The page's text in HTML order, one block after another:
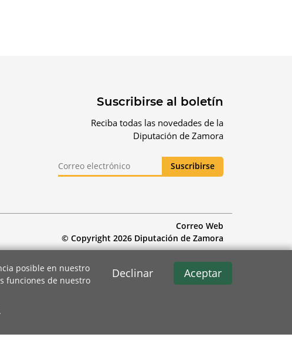
Suscribirse al boletín
Reciba todas las novedades de la
Diputación de Zamora
Correo Web
© Copyright 2026 Diputación de Zamora
Declinar Aceptar
posible en nuestro
funciones de nuestro
.